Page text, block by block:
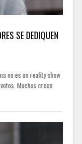
SE DEDIQUEN
no es un reality show
Muchos creen